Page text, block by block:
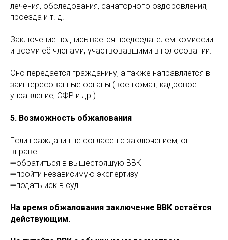
лечения, обследования, санаторного оздоровления,
проезда и т. д.
Заключение подписывается председателем комиссии
и всеми её членами, участвовавшими в голосовании.
Оно передаётся гражданину, а также направляется в
заинтересованные органы (военкомат, кадровое
управление, СФР и др.).
5. Возможность обжалования
Если гражданин не согласен с заключением, он
вправе:
➖обратиться в вышестоящую ВВК
➖пройти независимую экспертизу
➖подать иск в суд
На время обжалования заключение ВВК остаётся
действующим.